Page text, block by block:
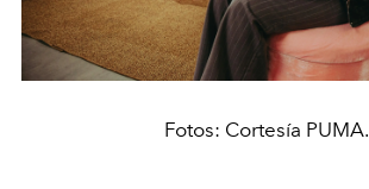
Fotos: Cortesía PUMA.